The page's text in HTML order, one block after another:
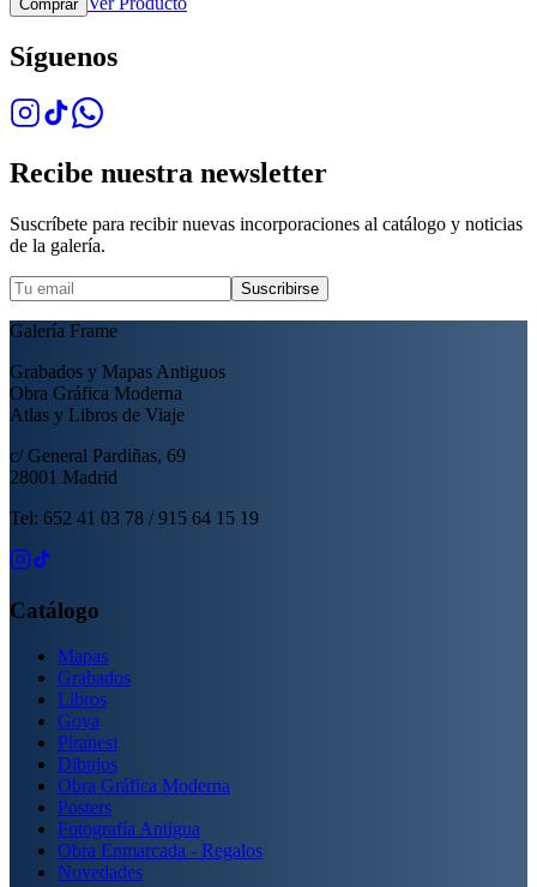
Comprar
Síguenos
Recibe nuestra newsletter
Suscríbete para recibir nuevas incorporaciones al catálogo y noticias
de la galería.
Suscribirse
Galería Frame
Grabados y Mapas Antiguos
Obra Gráfica Moderna
Atlas y Libros de Viaje
c/ General Pardiñas, 69
28001 Madrid
Tel: 652 41 03 78 / 915 64 15 19
Catálogo
Mapas
Grabados
Libros
Goya
Piranesi
Dibujos
Obra Gráfica Moderna
Posters
Fotografía Antigua
Obra Enmarcada - Regalos
Novedades